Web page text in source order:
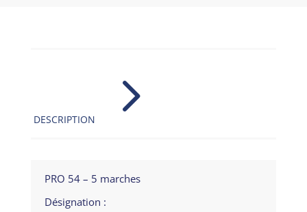
DESCRIPTION 5
PRO 54 – 5 marches
Désignation :